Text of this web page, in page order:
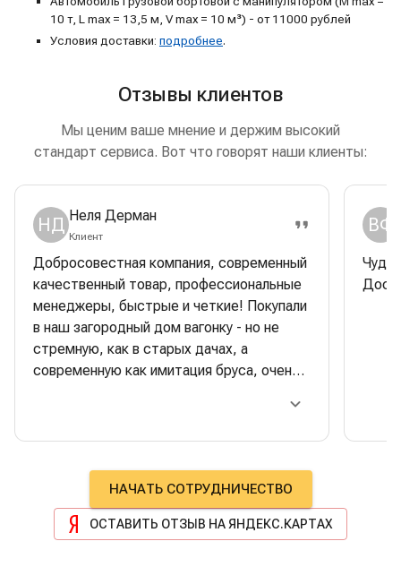
10 т, L max = 13,5 м, V max = 10 м³) - от 11000 рублей
Условия доставки: подробнее.
Отзывы клиентов
Мы ценим ваше мнение и держим высокий
стандарт сервиса. Вот что говорят наши клиенты:
НД Неля Дерман
Клиент
Добросовестная компания, современный
качественный товар, профессиональные
менеджеры, быстрые и четкие! Покупали
в наш загородный дом вагонку - но не
стремную, как в старых дачах, а
современную как имитация бруса, очень
максимально оперативно сделал
поставку, при этом правильно
побеспокоился о разных нюансах,
которые очень хорошо повлияли на
ВФ
НАЧАТЬ СОТРУДНИЧЕСТВО
ОСТАВИТЬ ОТЗЫВ НА ЯНДЕКС.КАРТАХ